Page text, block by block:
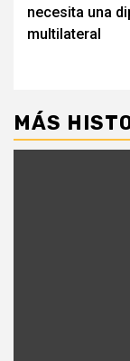
necesita una
multilateral
MÁS